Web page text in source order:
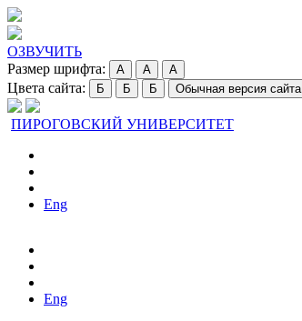
ОЗВУЧИТЬ
Размер шрифта:
A A A
Цвета сайта: Б Б Б Обычная версия сайта
ПИРОГОВСКИЙ УНИВЕРСИТЕТ
Eng
Eng